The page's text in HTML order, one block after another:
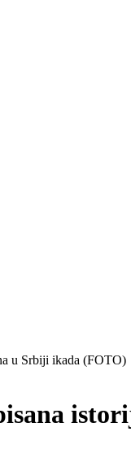
u Srbiji ikada (FOTO)